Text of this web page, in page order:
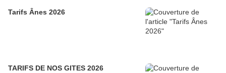
Tarifs Ânes 2026
TARIFS DE NOS GITES 2026